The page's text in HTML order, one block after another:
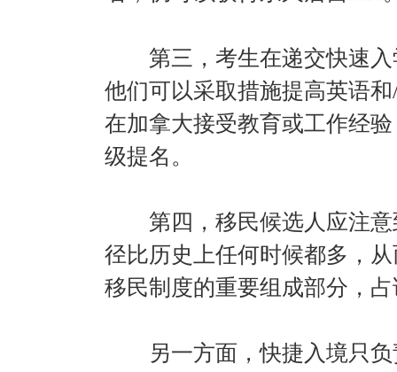
第三，考生在递交快速入
他们可以采取措施提高英语
在加拿大接受教育或工作经
级提名。
第四，移民候选人应注意
径比历史上任何时候都多，
移民制度的重要组成部分，
另一方面，快捷入境只负